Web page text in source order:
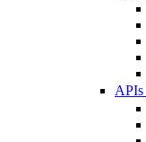
APIs